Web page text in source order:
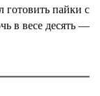
пайки с
в весе десять —